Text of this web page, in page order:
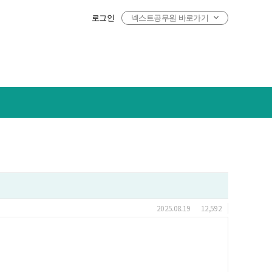
로그인 넥스트공무원 바로가기
2025.08.19 12,592